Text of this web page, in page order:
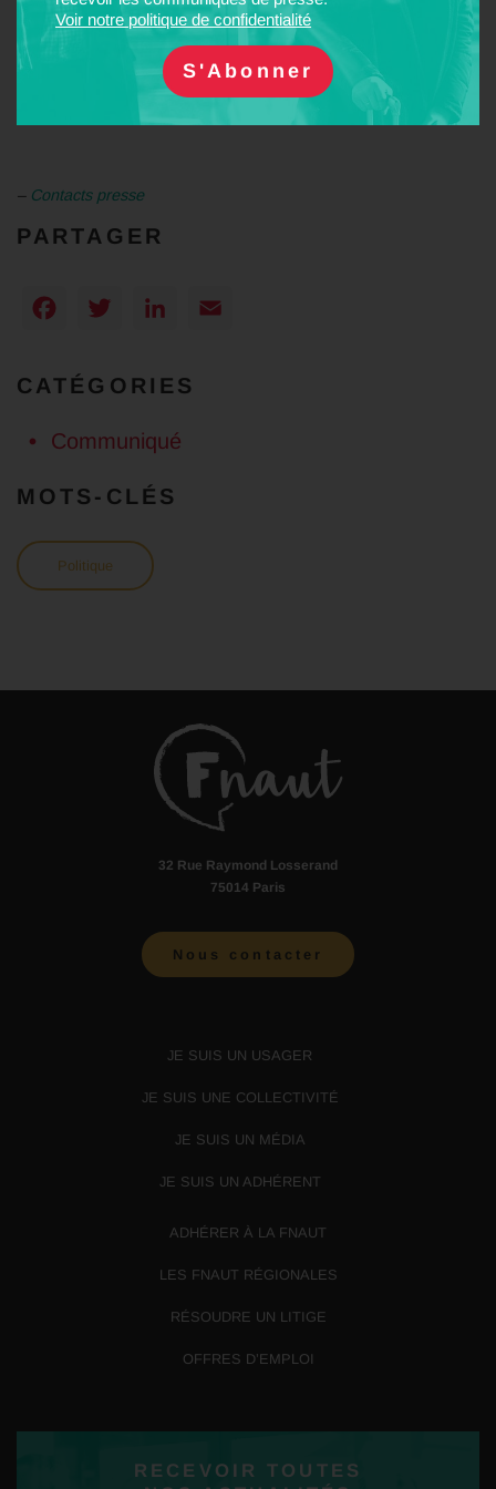
Voir notre politique de confidentialité
La Fnaut appelle donc les candidats à l’élection présidentielle à
prendre en considération le rôle crucial des transports publics
pour la vie quotidienne, la santé publique, l’aménagement du
territoire, l’économie, l’environnement, et à préciser leurs
– Contacts presse
PARTAGER
Facebook
TwitterLinkedIn
CATÉGORIES
Communiqué
MOTS-CLÉS
Politique
32 Rue Raymond Losserand
75014 Paris
Nous contacter
JE SUIS UN USAGER
JE SUIS UNE COLLECTIVITÉ
JE SUIS UN MÉDIA
JE SUIS UN ADHÉRENT
ADHÉRER À LA FNAUT
LES FNAUT RÉGIONALES
RÉSOUDRE UN LITIGE
OFFRES D’EMPLOI
RECEVOIR TOUTES